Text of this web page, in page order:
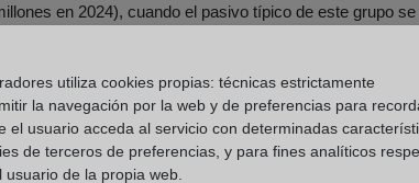
en 2024), cuando el pasivo típico de este grupo
(frente a 254 días en 2024). Si se excluyen los
asciende a 1.714 días (1.646 en 2024). La mayor
procesales.
Auto de Declaración y Auto de Conclusión (días)
utiliza cookies propias: técnicas estrictamente
la navegación por la web y de preferencias para
el usuario acceda al servicio con determinadas
de terceros de preferencias, y para fines analíticos
de la propia web.